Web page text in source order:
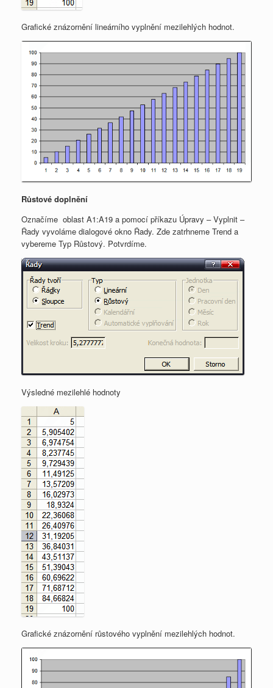
Grafické znázornění lineárního vyplnění mezilehlých hodnot.
Růstové doplnění
Označíme oblast A1:A19 a pomocí příkazu Úpravy – Vyplnit –
Řady vyvoláme dialogové okno Řady. Zde zatrhneme Trend a
vybereme Typ Růstový. Potvrdíme.
Výsledné mezilehlé hodnoty
Grafické znázornění růstového vyplnění mezilehlých hodnot.